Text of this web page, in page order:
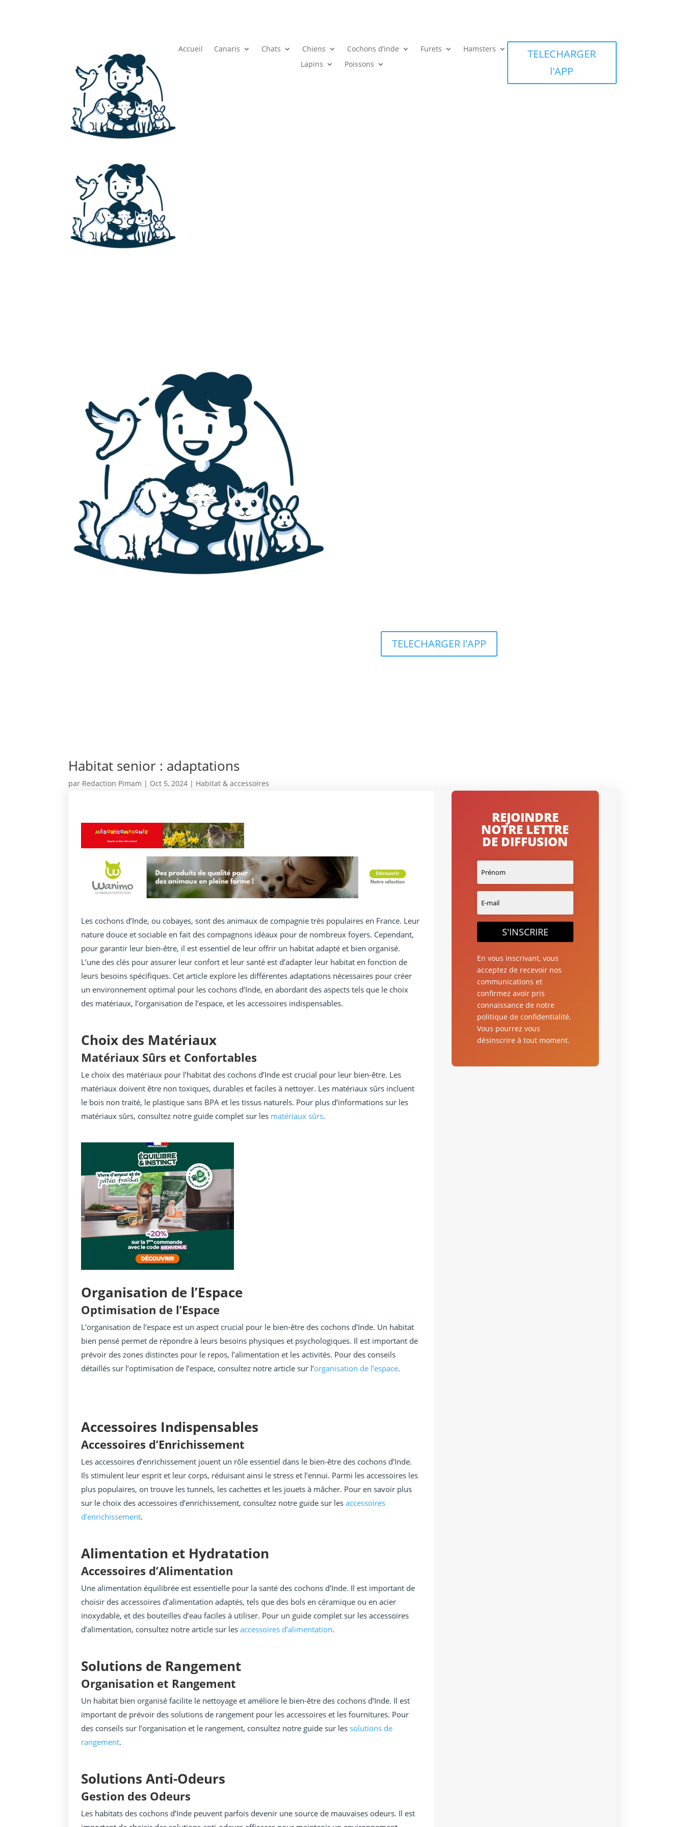
Accueil Canaris Chats Chiens Cochons d’inde Furets
Hamsters
Lapins
Poissons
TELECHARGER
l'APP
TELECHARGER l'APP
Habitat senior : adaptations
par Redaction Pimam | Oct 5, 2024 | Habitat & accessoires
Les cochons d’Inde, ou cobayes, sont des animaux de compagnie très populaires en France. Leur
nature douce et sociable en fait des compagnons idéaux pour de nombreux foyers. Cependant,
pour garantir leur bien-être, il est essentiel de leur offrir un habitat adapté et bien organisé.
L’une des clés pour assurer leur confort et leur santé est d’adapter leur habitat en fonction de
leurs besoins spécifiques. Cet article explore les différentes adaptations nécessaires pour créer
un environnement optimal pour les cochons d’Inde, en abordant des aspects tels que le choix
des matériaux, l’organisation de l’espace, et les accessoires indispensables.
Choix des Matériaux
Matériaux Sûrs et Confortables
Le choix des matériaux pour l’habitat des cochons d’Inde est crucial pour leur bien-être. Les
matériaux doivent être non toxiques, durables et faciles à nettoyer. Les matériaux sûrs incluent
le bois non traité, le plastique sans BPA et les tissus naturels. Pour plus d’informations sur les
matériaux sûrs, consultez notre guide complet sur les matériaux sûrs.
Organisation de l’Espace
Optimisation de l’Espace
L’organisation de l’espace est un aspect crucial pour le bien-être des cochons d’Inde. Un habitat
bien pensé permet de répondre à leurs besoins physiques et psychologiques. Il est important de
prévoir des zones distinctes pour le repos, l’alimentation et les activités. Pour des conseils
détaillés sur l’optimisation de l’espace, consultez notre article sur l’organisation de l’espace.
Accessoires Indispensables
Accessoires d’Enrichissement
Les accessoires d’enrichissement jouent un rôle essentiel dans le bien-être des cochons d’Inde.
Ils stimulent leur esprit et leur corps, réduisant ainsi le stress et l’ennui. Parmi les accessoires les
plus populaires, on trouve les tunnels, les cachettes et les jouets à mâcher. Pour en savoir plus
sur le choix des accessoires d’enrichissement, consultez notre guide sur lesaccessoires
d’enrichissement.
Alimentation et Hydratation
Accessoires d’Alimentation
Une alimentation équilibrée est essentielle pour la santé des cochons d’Inde. Il est important de
choisir des accessoires d’alimentation adaptés, tels que des bols en céramique ou en acier
inoxydable, et des bouteilles d’eau faciles à utiliser. Pour un guide complet sur les accessoires
d’alimentation, consultez notre article sur lesaccessoires d’alimentation.
Solutions de Rangement
Organisation et Rangement
Un habitat bien organisé facilite le nettoyage et améliore le bien-être des cochons d’Inde. Il est
important de prévoir des solutions de rangement pour les accessoires et les fournitures. Pour
des conseils sur l’organisation et le rangement, consultez notre guide sur les solutions de
rangement.
Solutions Anti-Odeurs
Gestion des Odeurs
Les habitats des cochons d’Inde peuvent parfois devenir une source de mauvaises odeurs. Il est
REJOINDRE
NOTRE LETTRE
DE DIFFUSION
S'INSCRIRE
En vous inscrivant, vous
acceptez de recevoir nos
communications et
confirmez avoir pris
connaissance de notre
politique de confidentialité.
Vous pourrez vous
désinscrire à tout moment.